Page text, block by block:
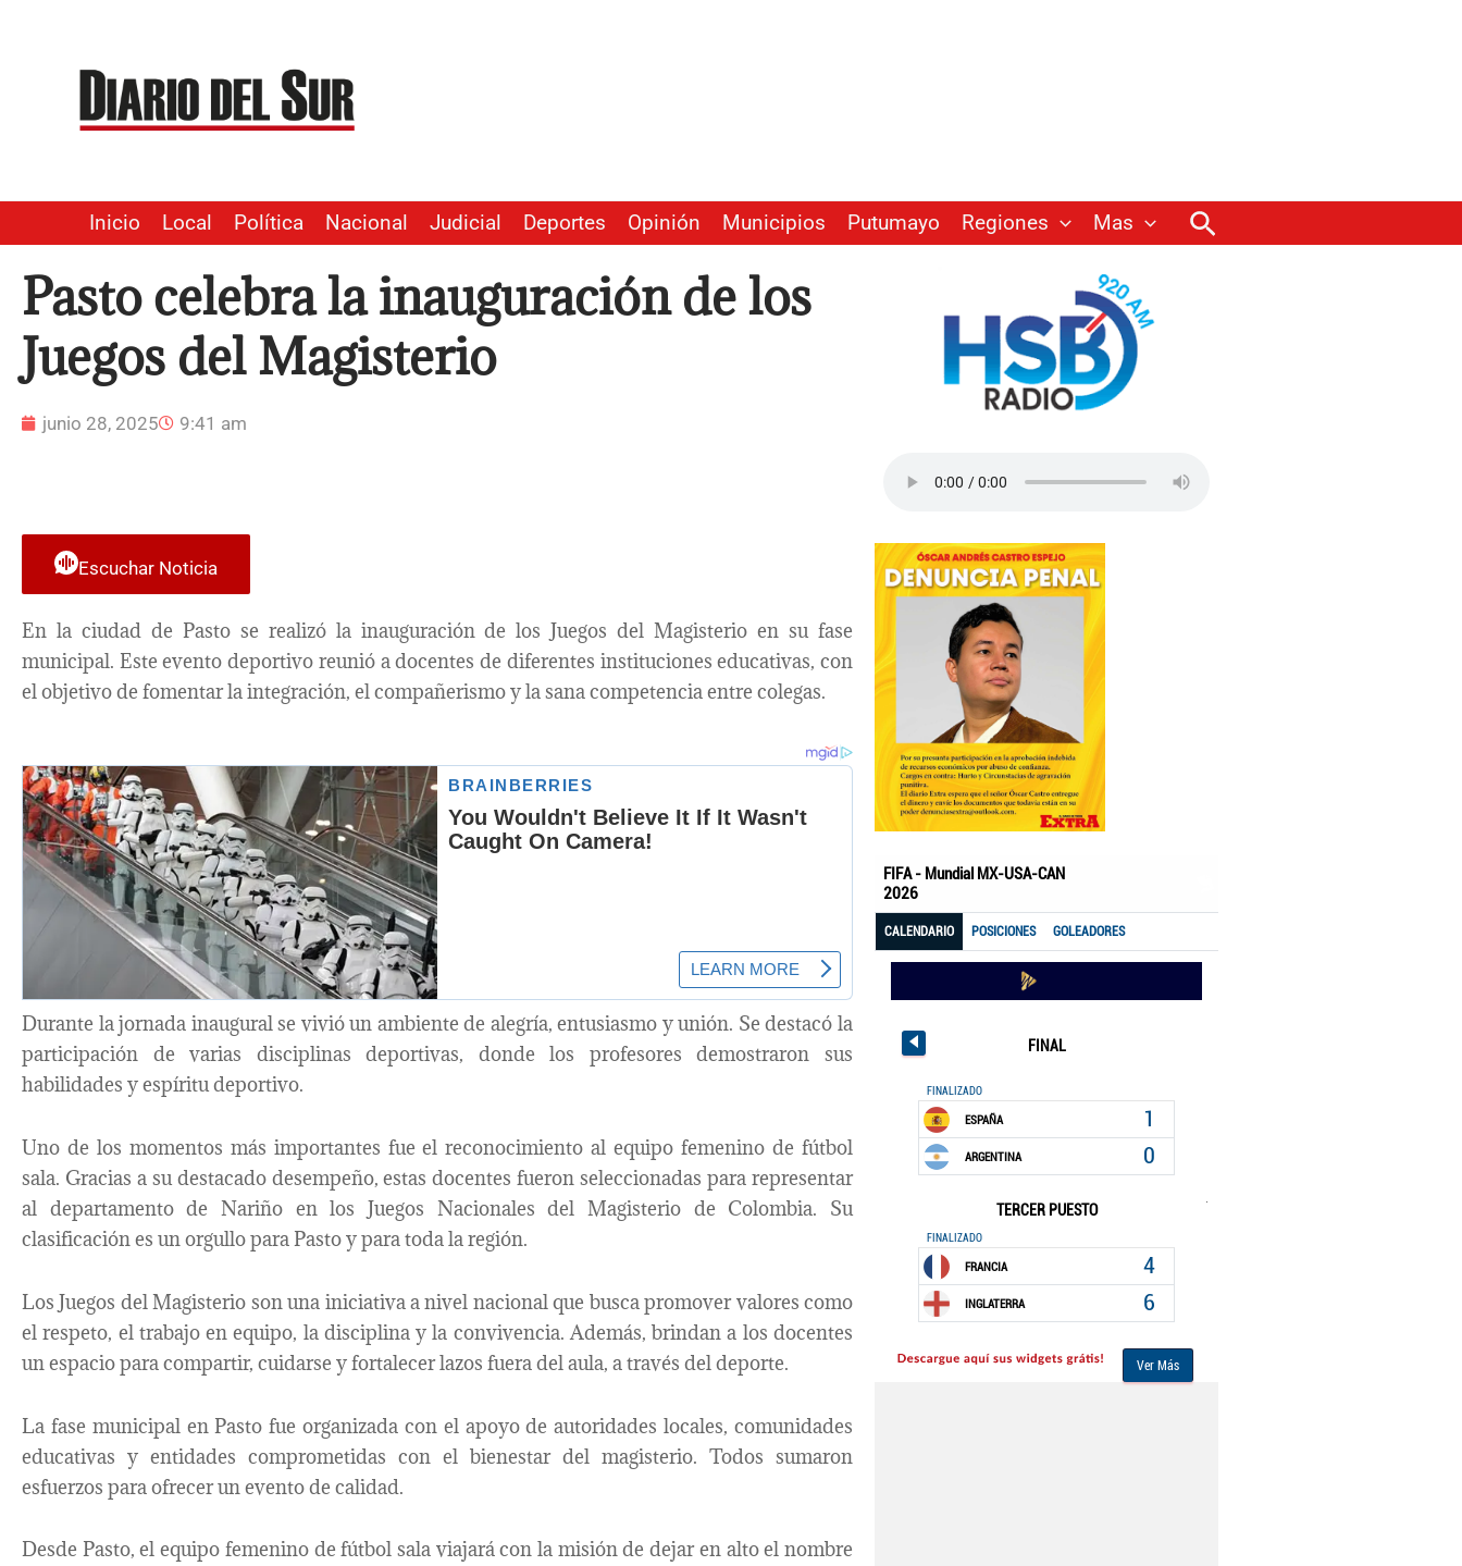
contenido
Inicio Local Política Nacional Judicial Deportes Opinión Municipios Putumayo Regiones Mas Buscar
Pasto celebra la inauguración de los
Juegos del Magisterio
junio 28, 2025 9:41 am
Escuchar Noticia
En la ciudad de Pasto se realizó la inauguración de los Juegos del Magisterio en su fase
municipal. Este evento deportivo reunió a docentes de diferentes instituciones educativas, con
el objetivo de fomentar la integración, el compañerismo y la sana competencia entre colegas.
Durante la jornada inaugural se vivió un ambiente de alegría, entusiasmo y unión. Se destacó la
participación de varias disciplinas deportivas, donde los profesores demostraron sus
habilidades y espíritu deportivo.
Uno de los momentos más importantes fue el reconocimiento al equipo femenino de fútbol
sala. Gracias a su destacado desempeño, estas docentes fueron seleccionadas para representar
al departamento de Nariño en los Juegos Nacionales del Magisterio de Colombia. Su
clasificación es un orgullo para Pasto y para toda la región.
Los Juegos del Magisterio son una iniciativa a nivel nacional que busca promover valores como
el respeto, el trabajo en equipo, la disciplina y la convivencia. Además, brindan a los docentes
un espacio para compartir, cuidarse y fortalecer lazos fuera del aula, a través del deporte.
La fase municipal en Pasto fue organizada con el apoyo de autoridades locales, comunidades
educativas y entidades comprometidas con el bienestar del magisterio. Todos sumaron
esfuerzos para ofrecer un evento de calidad.
Desde Pasto, el equipo femenino de fútbol sala viajará con la misión de dejar en alto el nombre